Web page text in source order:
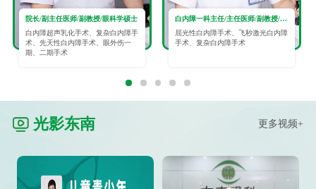
院长/副主任医师/副教授/眼科学硕士
白内障超声乳化手术、复杂白内障手
术、先天性白内障手术、眼外伤一
期、二期手术
白内障一科主任/主任医师/副教授/眼科学硕士
屈光性白内障手术、飞秒激光白内障
手术、复杂白内障手术
光影东南 更多视频+